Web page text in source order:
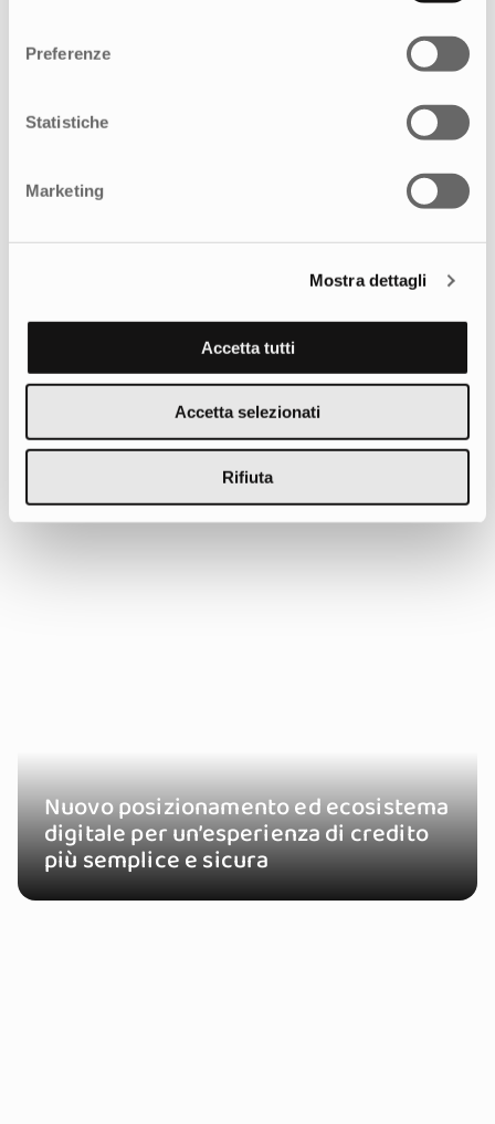
Preferenze
Statistiche
Marketing
Mostra dettagli
Accetta tutti
Accetta selezionati
Rifiuta
Come possiamo aiutarti?
per aiutarti a raggiungere i tuoi obiettivi.
Potrebbe interessarti anche
Nuovo posizionamento ed ecosistema
digitale per un’esperienza di credito
più semplice e sicura